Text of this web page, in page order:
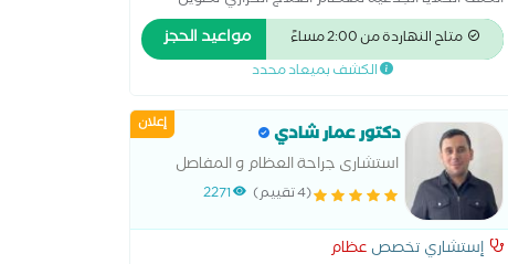
العظام علاج آلام الأعصاب بالترددات اللاسلكية علاج
الرباط الصليبي عملية الغضروف عملية تبديل مفصل
الورك عملية تغيير مفصل الركبة عملية مفصل الكوع
متاح النهاردة من 2:00 مساءً مواعيد الحجز
الكشف بميعاد محدد
إعلان دكتور عمار شادي
استشارى جراحة العظام و المفاصل
واصابات الملاعب
(4 تقييم) 2271
إستشاري تخصص عظام